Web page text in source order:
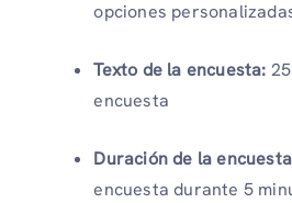
opciones
Texto de la encuesta:
encuesta
Duración de la
encuesta durante 5